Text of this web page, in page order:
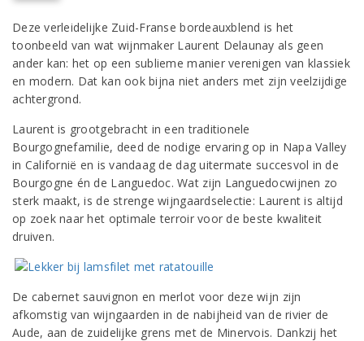
Deze verleidelijke Zuid-Franse bordeauxblend is het
toonbeeld van wat wijnmaker Laurent Delaunay als geen
ander kan: het op een sublieme manier verenigen van klassiek
en modern. Dat kan ook bijna niet anders met zijn veelzijdige
achtergrond.
Laurent is grootgebracht in een traditionele
Bourgognefamilie, deed de nodige ervaring op in Napa Valley
in Californië en is vandaag de dag uitermate succesvol in de
Bourgogne én de Languedoc. Wat zijn Languedocwijnen zo
sterk maakt, is de strenge wijngaardselectie: Laurent is altijd
op zoek naar het optimale terroir voor de beste kwaliteit
druiven.
De cabernet sauvignon en merlot voor deze wijn zijn
afkomstig van wijngaarden in de nabijheid van de rivier de
Aude, aan de zuidelijke grens met de Minervois. Dankzij het